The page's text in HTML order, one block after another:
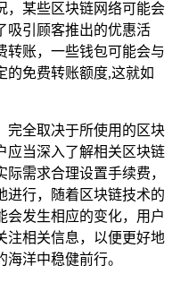
，某些区块链网络可能会
吸引顾客推出的优惠活
转账，一些钱包可能会与
的免费转账额度,这就如
完全取决于所使用的区块
应当深入了解相关区块链
需求合理设置手续费，
进行，随着区块链技术的
会发生相应的变化，用户
注相关信息，以便更好地
洋中稳健前行。